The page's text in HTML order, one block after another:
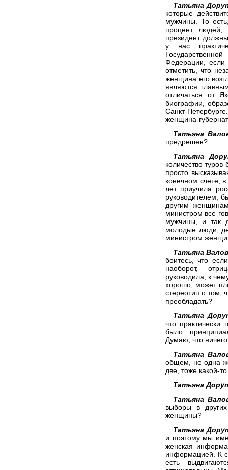
Татьяна
которые
мужчины. То
процент людей,
президент
у нас
Федерации,
отметить, что
женщина его
являются
отличаться от
биографии,
Санкт-
женщина-
Татьяна
предрешен?
Татьяна
количество
просто
конечном счете,
лет приучила
руководителем,
другим
министром все
мужчины, и так
молодые люди,
министром
Татьяна
боитесь, что
наоборот,
руководила, к
хорошо, может
стереотип о том,
преобладать?
Татьяна
что практически
было
Думаю, что
Татьяна
общем, не одна
две, тоже какой-
Татьяна
Татьяна
выборы в
женщины?
Татьяна
и поэтому мы
женская
информацией. К
есть